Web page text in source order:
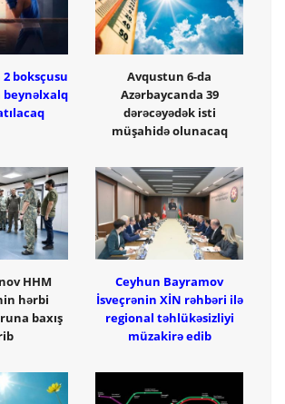
2 boksçusu
beynəlxalq
Avqustun 6-da
Azərbaycanda 39
dərəcəyədək isti
müşahidə olunacaq
HHM
hərbi
baxış
Ceyhun Bayramov
İsveçrənin XİN rəhbəri ilə
regional təhlükəsizliyi
müzakirə edib